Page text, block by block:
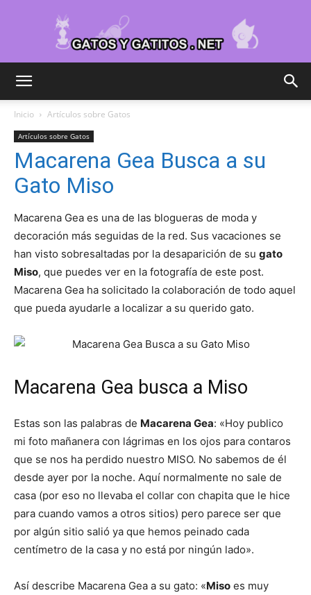
Fotos
Razas
Gatos
Inicio Artículos sobre Gatos
Artículos sobre Gatos
Macarena Gea Busca a su
Gato Miso
Macarena Gea es una de las blogueras de moda y
decoración más seguidas de la red. Sus vacaciones se
han visto sobresaltadas por la desaparición de su gato
Miso, que puedes ver en la fotografía de este post.
Macarena Gea ha solicitado la colaboración de todo aquel
que pueda ayudarle a localizar a su querido gato.
Macarena Gea busca a Miso
Estas son las palabras de Macarena Gea: «Hoy publico
mi foto mañanera con lágrimas en los ojos para contaros
que se nos ha perdido nuestro MISO. No sabemos de él
desde ayer por la noche. Aquí normalmente no sale de
casa (por eso no llevaba el collar con chapita que le hice
para cuando vamos a otros sitios) pero parece ser que
por algún sitio salió ya que hemos peinado cada
centímetro de la casa y no está por ningún lado».
Así describe Macarena Gea a su gato: «Miso es muy